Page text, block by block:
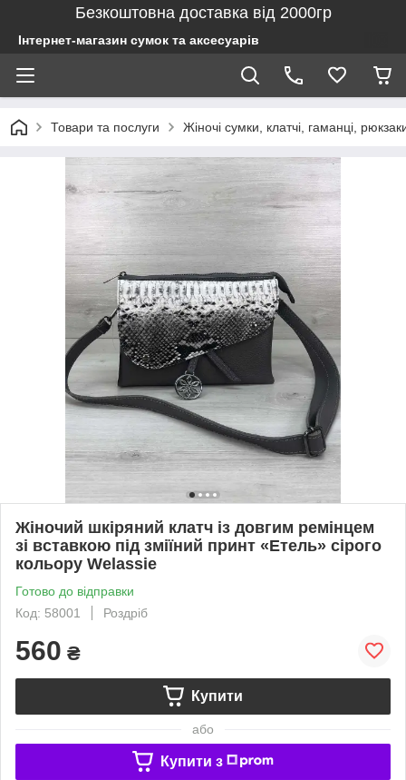
Безкоштовна доставка від 2000гр
Інтернет-магазин сумок та аксесуарів
Товари та послуги Жіночі сумки, клатчі, гаманці,
Жіночий шкіряний клатч із довгим ремінцем
зі вставкою під зміїний принт «Етель» сірого
кольору Welassie
Готово до відправки
Код: 58001
Роздріб
560 ₴
Купити
або
Купити з